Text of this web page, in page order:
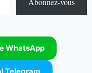
WhatsApp